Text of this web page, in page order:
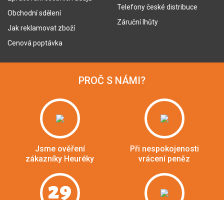
Obchodní sdělení
Jak reklamovat zboží
Cenová poptávka
Telefony české distribuce
Záruční lhůty
PROČ S NÁMI?
Jsme ověření
zákazníky Heuréky
Při nespokojenosti
vrácení peněz
29